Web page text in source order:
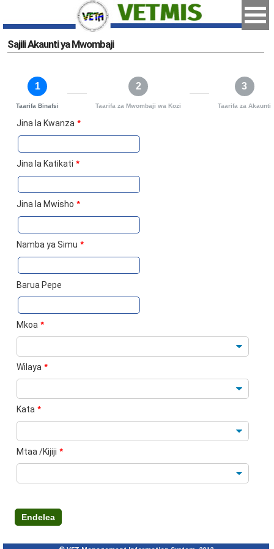
Sajili Akaunti ya Mwombaji
1
Taarifa Binafsi
2
Taarifa za Mwombaji wa Kozi
3
Taarifa za Akaunti
Jina la Kwanza *
Jina la Katikati *
Jina la Mwisho *
Namba ya Simu *
Barua Pepe
Mkoa *
Wilaya *
Kata *
Mtaa /Kijiji *